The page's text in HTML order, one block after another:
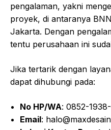
pengalaman, yakni
proyek, di antaranya
Jakarta. Dengan
tentu perusahaan ini
Jika tertarik dengan
dapat dihubungi pada:
No HP/WA: 0852-
Email: